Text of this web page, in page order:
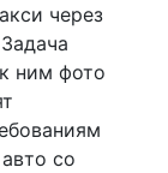
через
ним фото
со